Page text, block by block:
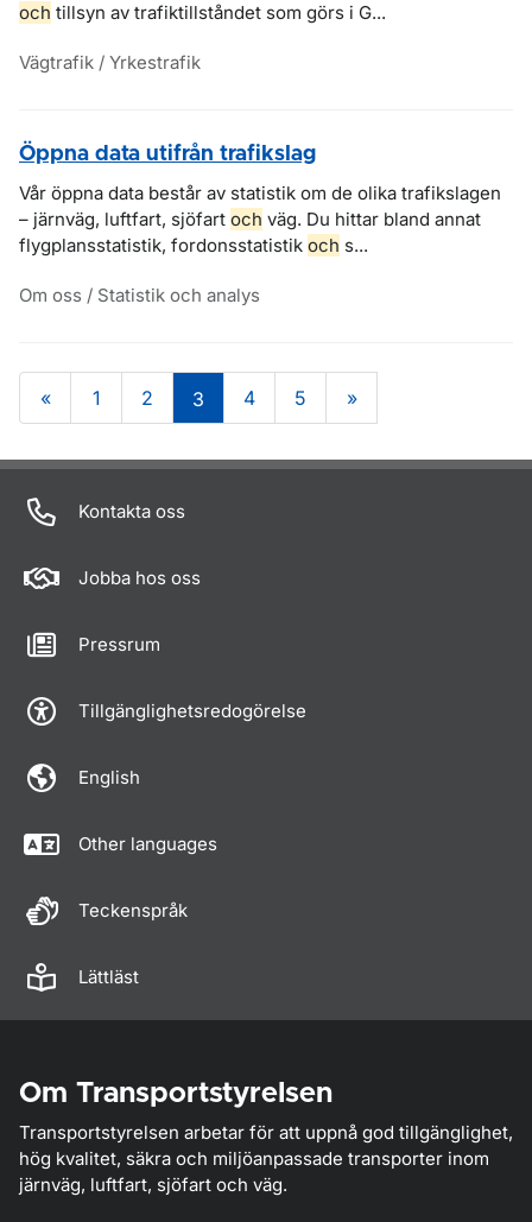
och tillsyn av trafiktillståndet som görs i G...
Vägtrafik / Yrkestrafik
Öppna data utifrån trafikslag
Vår öppna data består av statistik om de olika trafikslagen
– järnväg, luftfart, sjöfart och väg. Du hittar bland annat
flygplansstatistik, fordonsstatistik och s...
Om oss / Statistik och analys
« 1 2 3 4 5 »
Om sidan
Kontakta oss
Jobba hos oss
Pressrum
Tillgänglighetsredogörelse
English
Other languages
Teckenspråk
Lättläst
Om Transportstyrelsen
Transportstyrelsen arbetar för att uppnå god tillgänglighet,
hög kvalitet, säkra och miljöanpassade transporter inom
järnväg, luftfart, sjöfart och väg.